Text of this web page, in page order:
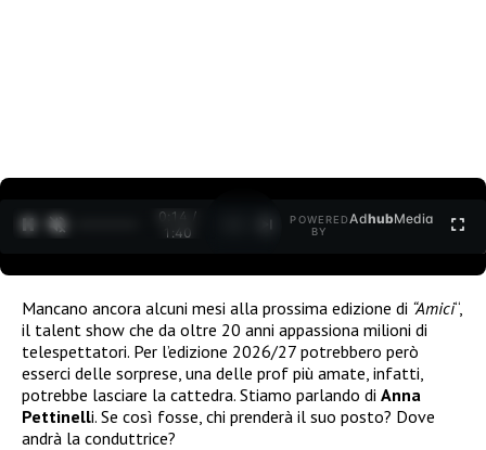
0:15 /
1:40
POWERED
BY
AdhubMedia
Mancano ancora alcuni mesi alla prossima edizione di “Amici“,
il talent show che da oltre 20 anni appassiona milioni di
telespettatori. Per l’edizione 2026/27 potrebbero però
esserci delle sorprese, una delle prof più amate, infatti,
potrebbe lasciare la cattedra. Stiamo parlando di Anna
Pettinelli. Se così fosse, chi prenderà il suo posto? Dove
andrà la conduttrice?